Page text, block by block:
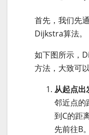
首先，我们先
Dijkstra算法。
如下图所示，
方法，大致可
从起点出
邻近点的
到C的距
先前往B。